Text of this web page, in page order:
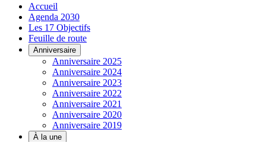
Accueil
Agenda 2030
Les 17 Objectifs
Feuille de route
Anniversaire
Anniversaire 2025
Anniversaire 2024
Anniversaire 2023
Anniversaire 2022
Anniversaire 2021
Anniversaire 2020
Anniversaire 2019
À la une